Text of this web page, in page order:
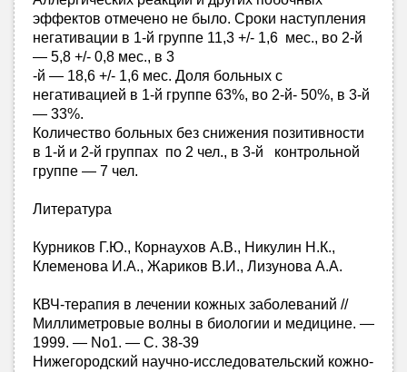
эффектов отмечено не было. Сроки наступления
негативации в 1-й группе 11,3 +/- 1,6 мес., во 2-й
— 5,8 +/- 0,8 мес., в 3
-й — 18,6 +/- 1,6 мес. Доля больных с
негативацией в 1-й группе 63%, во 2-й- 50%, в 3-й
— 33%.
Количество больных без снижения позитивности
в 1-й и 2-й группах по 2 чел., в 3-й контрольной
группе — 7 чел.
Литература
Курников Г.Ю., Корнаухов А.В., Никулин Н.К.,
Клеменова И.А., Жариков В.И., Лизунова А.А.
КВЧ-терапия в лечении кожных заболеваний //
Миллиметровые волны в биологии и медицине. —
1999. — No1. — С. 38-39
Нижегородский научно-исследовательский кожно-